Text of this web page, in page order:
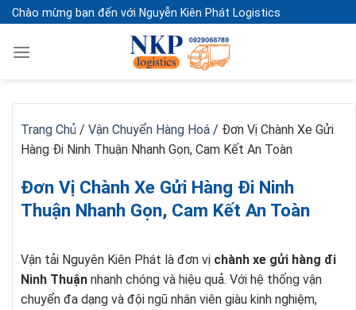
Skip
to
content
Chào mừng bạn đến với Nguyễn Kiên Phát Logistics
Trang Chủ / Vận Chuyển Hàng Hoá / Đơn Vị Chành Xe Gửi
Hàng Đi Ninh Thuận Nhanh Gọn, Cam Kết An Toàn
Đơn Vị Chành Xe Gửi Hàng Đi Ninh
Thuận Nhanh Gọn, Cam Kết An Toàn
Vận tải Nguyên Kiên Phát là đơn vị chành xe gửi hàng đi
Ninh Thuận nhanh chóng và hiệu quả. Với hệ thống vận
chuyển đa dạng và đội ngũ nhân viên giàu kinh nghiệm,